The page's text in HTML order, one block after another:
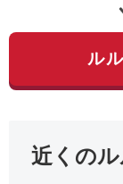
ル
近くのル